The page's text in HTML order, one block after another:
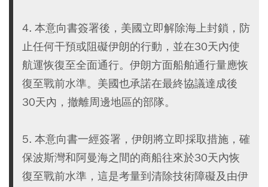
4. 本意向書簽署後，美國立即解除海上封鎖，防
止任何干預或阻礙伊朗的行動，並在30天內使
航運恢復至全面通行。伊朗方面船舶通行量應恢
復至戰前水準。美國也承諾在最終協議達成後
30天內，撤離周邊地區的部隊。
5. 本意向書一經簽署，伊朗將立即採取措施，確
保波斯灣和阿曼海之間的商船往來於30天內恢
復至戰前水準，這是考量到清除技術障礙及由伊